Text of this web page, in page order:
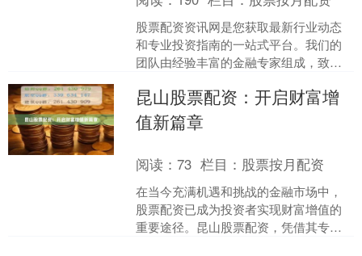
股票配资资讯网是您获取最新行业动态
和专业投资指南的一站式平台。我们的
团队由经验丰富的金融专家组成，致力
解。 **最新行业动态**....
昆山股票配资：开启财富增
值新篇章
阅读：73 栏目： 股票按月配资
在当今充满机遇和挑战的金融市场中，
股票配资已成为投资者实现财富增值的
重要途径。昆山股票配资，凭借其专业